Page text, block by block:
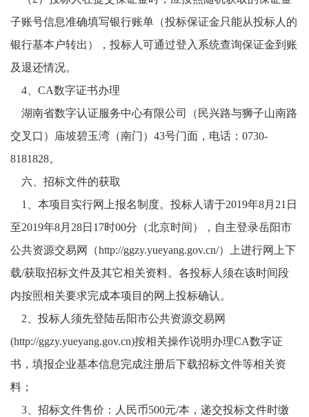
子账号信息准确填写银行账单（投标保证金只能从投标人的
银行基本户转出），投标人可通过登入系统查询保证金到账
及退还情况。
4、CA数字证书办理
湖南省数字认证服务中心有限公司（民兴路与狮子山南路
交叉口）庙坡碧玉湾（南门） 43号门面，电话：0730-
8181828。
六
招标文件的获取
1
本项目实行网上报名制度。投标人请于2019年8月 21 日
至2019年8月 28日 17时00分（北京时间），自主登录岳阳市
公共资源交易网（http://ggzy.yueyang.gov.cn/）上进行网上下
载/获取招标文件及其它相关资料。各投标人须在该时间段
内按照相关要求完成本项目的网上投标确认。
2
投标人须先登陆岳阳市公共资源交易网
(http://ggzy.yueyang.gov.cn)按相关操作说明办理CA数字证
书，填报企业基本信息完成注册后下载招标文件等相关资
料；
3
招标文件售价：人民币500元/本，递交投标文件时缴